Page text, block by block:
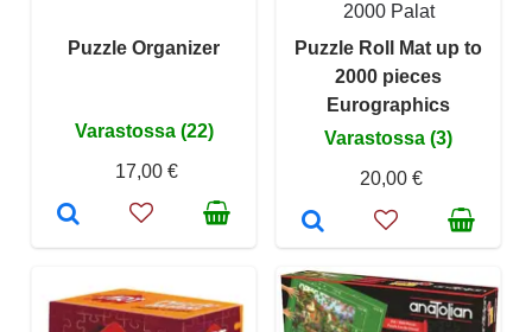
Puzzle Organizer
Varastossa (22)
17,00 €
2000 Palat
Puzzle Roll Mat up to
2000 pieces
Eurographics
Varastossa (3)
20,00 €